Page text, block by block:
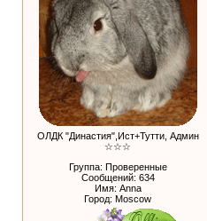
ОЛДК "Династия",Ист+Тутти, Админ
☆☆☆
Группа: Проверенные
Сообщений: 634
Имя: Anna
Город: Moscow